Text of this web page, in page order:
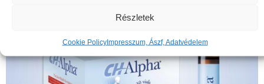
Részletek
Cookie PolicyImpresszum, Ászf, Adatvédelem